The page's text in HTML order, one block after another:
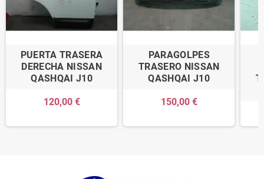
PUERTA TRASERA
DERECHA NISSAN
QASHQAI J10
120,00 €
PARAGOLPES
TRASERO NISSAN
QASHQAI J10
150,00 €